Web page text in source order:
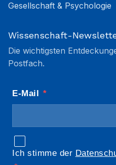
Gesellschaft & Psychologie
Wissenschaft-
Die wichtigsten
Postfach.